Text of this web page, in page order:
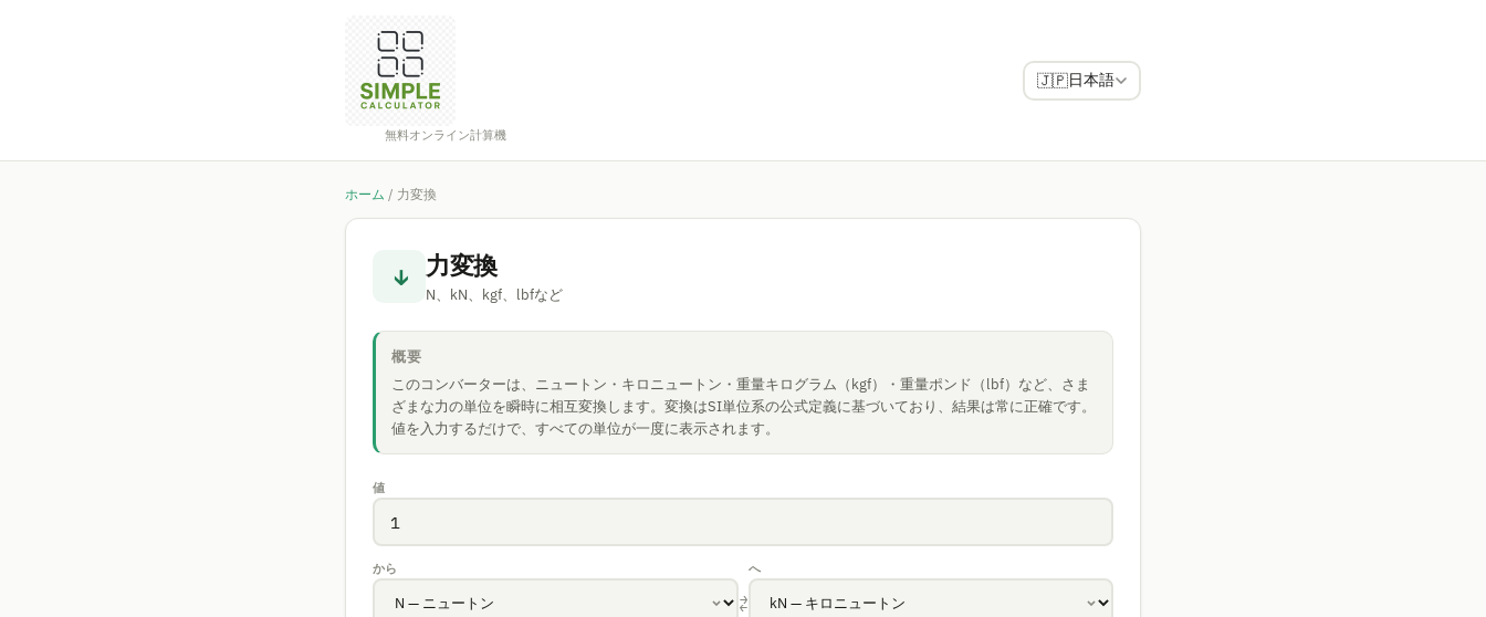
無料オンライン計算機
🇯🇵日本語
ホーム / 力変換
↓ 力変換
N、kN、kgf、lbfなど
概要
このコンバーターは、ニュートン・キロニュートン・重量キログラム（kgf）・重量ポンド（lbf）など、さま
ざまな力の単位を瞬時に相互変換します。変換はSI単位系の公式定義に基づいており、結果は常に正確です。
値を入力するだけで、すべての単位が一度に表示されます。
値
から
⇄
へ